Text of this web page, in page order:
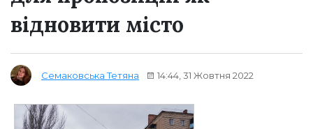
відновити місто
Семаковська Тетяна 14:44, 31 Жовтня 2022